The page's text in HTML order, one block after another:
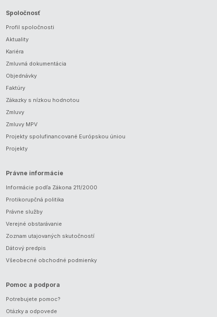
Spoločnosť
Profil spoločnosti
Aktuality
Kariéra
Zmluvná dokumentácia
Objednávky
Faktúry
Zákazky s nízkou hodnotou
Zmluvy
Zmluvy MPV
Projekty spolufinancované Európskou úniou
Projekty
Právne informácie
Informácie podľa Zákona 211/2000
Protikorupčná politika
Právne služby
Verejné obstarávanie
Zoznam utajovaných skutočností
Dátový predpis
Všeobecné obchodné podmienky
Pomoc a podpora
Potrebujete pomoc?
Otázky a odpovede